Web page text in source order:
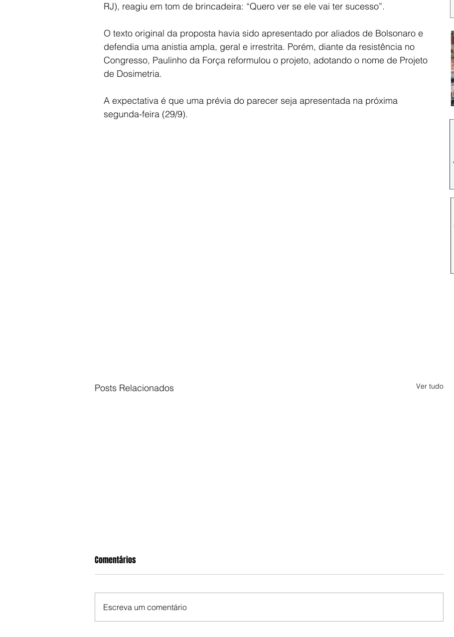
RJ), reagiu em tom de brincadeira: “Quero ver se ele vai ter sucesso”.
O texto original da proposta havia sido apresentado por aliados de Bolsonaro e
defendia uma anistia ampla, geral e irrestrita. Porém, diante da resistência no
Congresso, Paulinho da Força reformulou o projeto, adotando o nome de Projeto
de Dosimetria.
A expectativa é que uma prévia do parecer seja apresentada na próxima
segunda-feira (29/9).
Posts Relacionados Ver tudo
Comentários
Escreva um comentário